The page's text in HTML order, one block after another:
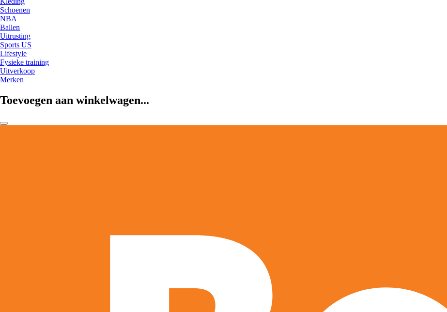
Schoenen
NBA
Ballen
Uitrusting
Sports US
Lifestyle
Fysieke training
Uitverkoop
Merken
Toevoegen aan winkelwagen...